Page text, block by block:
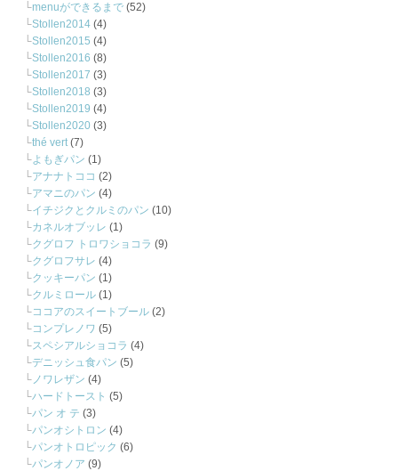
menuができるまで (52)
Stollen2014 (4)
Stollen2015 (4)
Stollen2016 (8)
Stollen2017 (3)
Stollen2018 (3)
Stollen2019 (4)
Stollen2020 (3)
thé vert(7)
よもぎパン (1)
アナナトココ (2)
アマニのパン (4)
イチジクとクルミのパン (10)
カネルオブッレ (1)
クグロフ トロワショコラ (9)
クグロフサレ (4)
クッキーパン (1)
クルミロール (1)
ココアのスイートブール (2)
コンプレノワ (5)
スペシアルショコラ (4)
デニッシュ食パン (5)
ノワレザン (4)
ハードトースト (5)
パン オ テ (3)
パンオシトロン (4)
パンオトロピック (6)
パンオノア (9)